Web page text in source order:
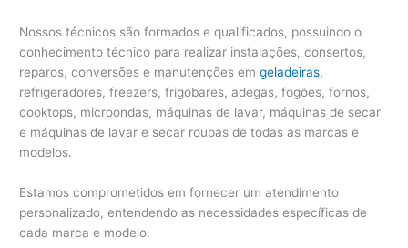
Nossos técnicos são formados e qualificados, possuindo o
conhecimento técnico para realizar instalações, consertos,
reparos, conversões e manutenções emgeladeiras,
refrigeradores, freezers, frigobares, adegas, fogões, fornos,
cooktops, microondas, máquinas de lavar, máquinas de secar
e máquinas de lavar e secar roupas de todas as marcas e
modelos.
Estamos comprometidos em fornecer um atendimento
personalizado, entendendo as necessidades específicas de
cada marca e modelo.